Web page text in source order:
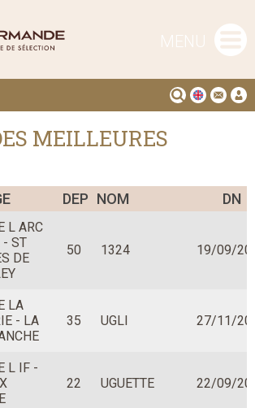
MENU
MEILLEURES
DEP NOM DN
L ARC
- ST
DE
50 1324 19/09/
LA
- LA
35 UGLI 27/11/
L IF -
22 UGUETTE 22/09/